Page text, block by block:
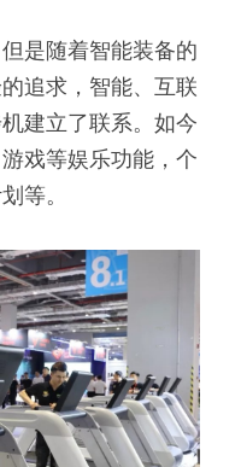
是随着智能装备的
追求，智能、互联
建立了联系。如今
戏等娱乐功能，个
等。